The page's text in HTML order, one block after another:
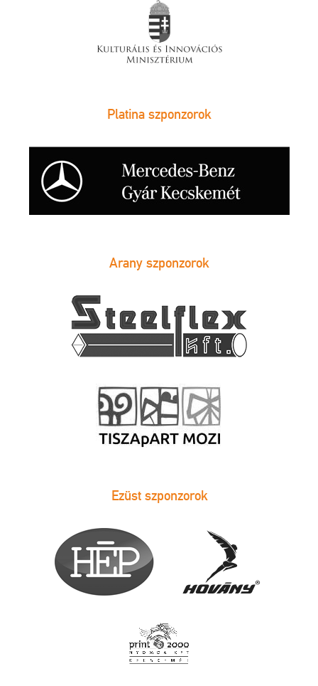
Platina szponzorok
Arany szponzorok
Ezüst szponzorok